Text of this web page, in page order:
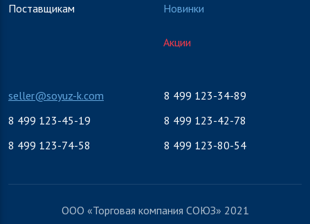
Поставщикам Новинки
Акции
seller@soyuz-k.com
8 499 123-34-89
8 499 123-45-19
8 499 123-42-78
8 499 123-74-58
8 499 123-80-54
ООО «Торговая компания СОЮЗ» 2021